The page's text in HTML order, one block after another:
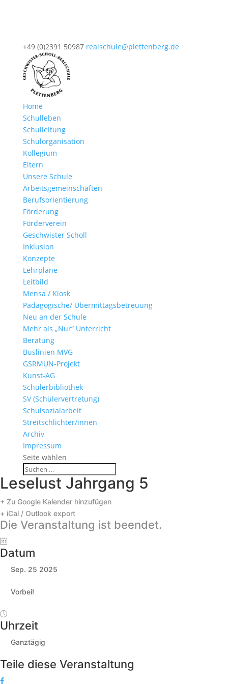
+49 (0)2391 50987 realschule@plettenberg.de
Home
Schulleben
Schulleitung
Schulorganisation
Kollegium
Eltern
Unsere Schule
Arbeitsgemeinschaften
Berufsorientierung
Förderung
Förderverein
Geschwister Scholl
Inklusion
Konzepte
Lehrpläne
Leitbild
Mensa / Kiosk
Pädagogische/ Übermittagsbetreuung
Neu an der Schule
Mehr als „Nur“ Unterricht
Beratung
Buslinien MVG
GSRMUN-Projekt
Kunst-AG
Schülerbibliothek
SV (Schülervertretung)
Schulsozialarbeit
Streitschlichter/innen
Archiv
Impressum
Seite wählen
Leselust Jahrgang 5
+ Zu Google Kalender hinzufügen
+ iCal / Outlook export
Die Veranstaltung ist beendet.
Datum
Sep. 25 2025
Vorbei!
Uhrzeit
Ganztägig
Teile diese Veranstaltung